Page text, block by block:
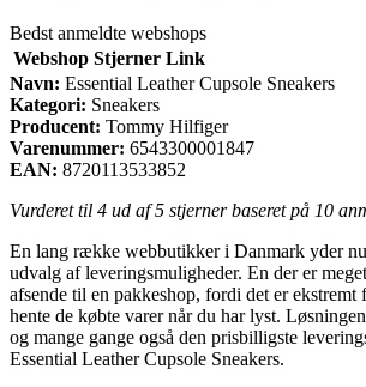
Bedst anmeldte webshops
Webshop Stjerner Link
Navn: Essential Leather Cupsole Sneakers
Kategori: Sneakers
Producent: Tommy Hilfiger
Varenummer: 6543300001847
EAN: 8720113533852
Vurderet til 4 ud af 5 stjerner baseret på 10
En lang række webbutikker i Danmark yder
udvalg af leveringsmuligheder. En der er
afsende til en pakkeshop, fordi det er ekstremt
hente de købte varer når du har lyst.
og mange gange også den prisbilligste
Essential Leather Cupsole Sneakers.